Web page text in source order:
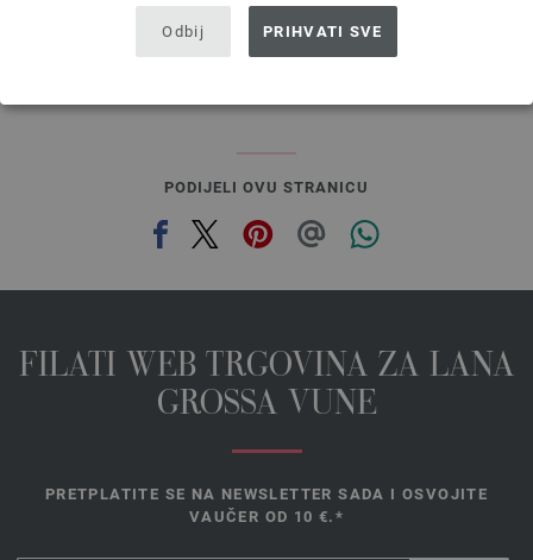
Odbij PRIHVATI SVE
next
PODIJELI OVU STRANICU
FILATI WEB TRGOVINA ZA LANA
GROSSA VUNE
PRETPLATITE SE NA NEWSLETTER SADA I OSVOJITE
VAUČER OD 10 €.*